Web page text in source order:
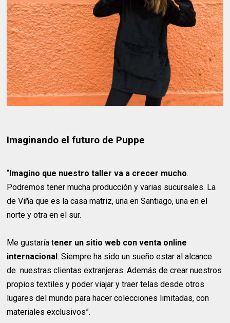
Imaginando el futuro de Puppe
“Imagino que nuestro taller va a crecer mucho.
Podremos tener mucha producción y varias sucursales. La
de Viña que es la casa matriz, una en Santiago, una en el
norte y otra en el sur.
Me gustaría tener un sitio web con venta online
internacional. Siempre ha sido un sueño estar al alcance
de nuestras clientas extranjeras. Además de crear nuestros
propios textiles y poder viajar y traer telas desde otros
lugares del mundo para hacer colecciones limitadas, con
materiales exclusivos”.